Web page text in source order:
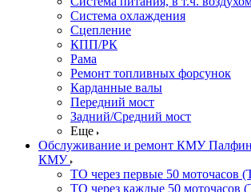
Система охлаждения
Сцепление
КПП/РК
Рама
Ремонт топливных форсунок
Карданные валы
Передний мост
Задний/Средний мост
Еще
Обслуживание и ремонт КМУ
КМУ
ТО через первые 50 моточасов
ТО через каждые 50 моточасов